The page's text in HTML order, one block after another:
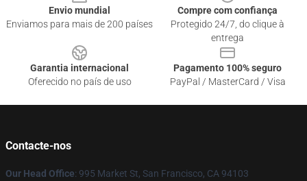
Envio mundial
Enviamos para mais de 200 países
Compre com confiança
Protegido 24/7, do clique à
entrega
Garantia internacional
Oferecido no país de uso
Pagamento 100% seguro
PayPal / MasterCard / Visa
Contacte-nos
Our Head Office: 995 Market St, San Francisco, CA 94103